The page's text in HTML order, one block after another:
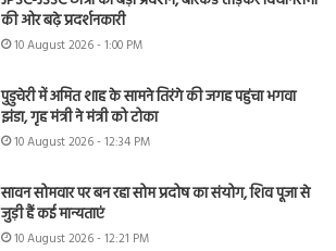
की ओर बढ़े प्रदर्शनकारी
10 August 2026 - 1:00 PM
पुडुचेरी में अमित शाह के सामने तिरंगे की जगह पहुंचा भगवा
झंडा, गृह मंत्री ने मंत्री को टोका
10 August 2026 - 12:34 PM
सावन सोमवार पर बन रहा सोम प्रदोष का संयोग, शिव पूजा से
जुड़ी हैं कई मान्यताएं
10 August 2026 - 12:21 PM